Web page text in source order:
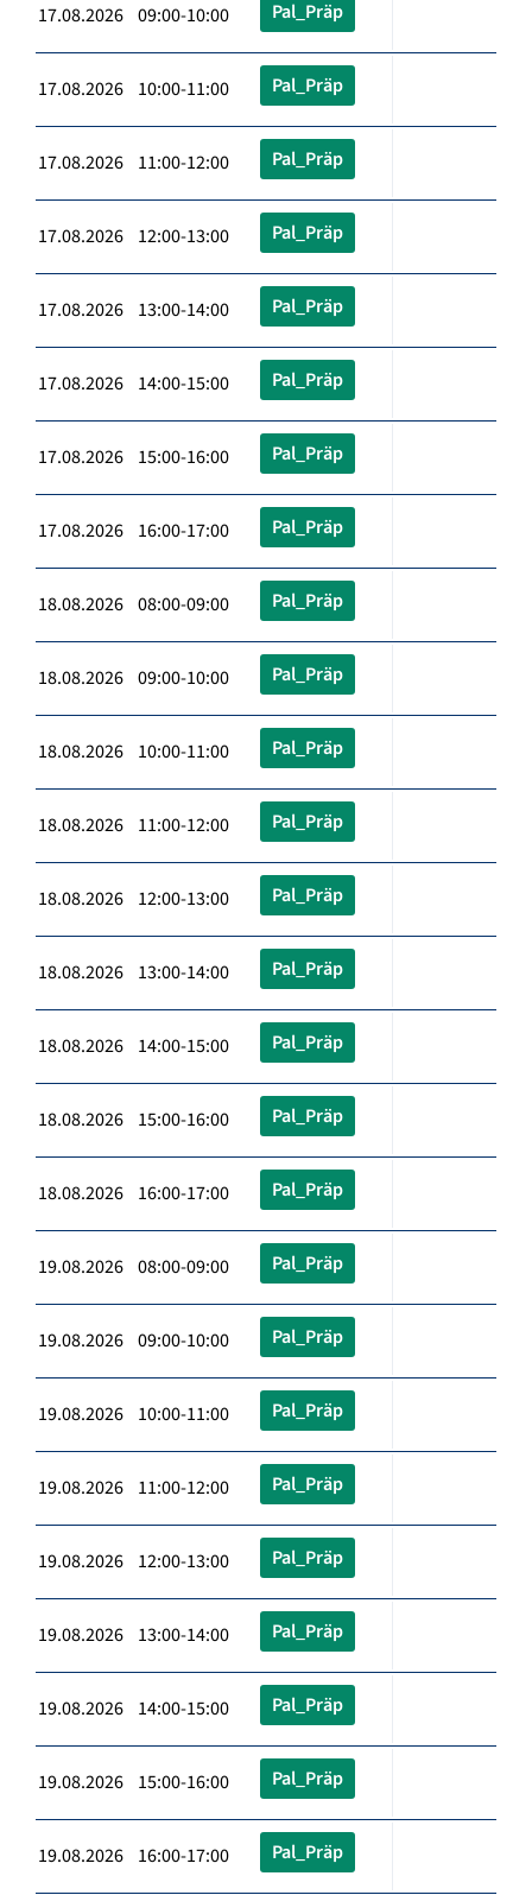
17.08.2026 09:00-10:00 Pal_Präp
17.08.2026 10:00-11:00 Pal_Präp
17.08.2026 11:00-12:00 Pal_Präp
17.08.2026 12:00-13:00 Pal_Präp
17.08.2026 13:00-14:00 Pal_Präp
17.08.2026 14:00-15:00 Pal_Präp
17.08.2026 15:00-16:00 Pal_Präp
17.08.2026 16:00-17:00 Pal_Präp
18.08.2026 08:00-09:00 Pal_Präp
18.08.2026 09:00-10:00 Pal_Präp
18.08.2026 10:00-11:00 Pal_Präp
18.08.2026 11:00-12:00 Pal_Präp
18.08.2026 12:00-13:00 Pal_Präp
18.08.2026 13:00-14:00 Pal_Präp
18.08.2026 14:00-15:00 Pal_Präp
18.08.2026 15:00-16:00 Pal_Präp
18.08.2026 16:00-17:00 Pal_Präp
19.08.2026 08:00-09:00 Pal_Präp
19.08.2026 09:00-10:00 Pal_Präp
19.08.2026 10:00-11:00 Pal_Präp
19.08.2026 11:00-12:00 Pal_Präp
19.08.2026 12:00-13:00 Pal_Präp
19.08.2026 13:00-14:00 Pal_Präp
19.08.2026 14:00-15:00 Pal_Präp
19.08.2026 15:00-16:00 Pal_Präp
19.08.2026 16:00-17:00 Pal_Präp